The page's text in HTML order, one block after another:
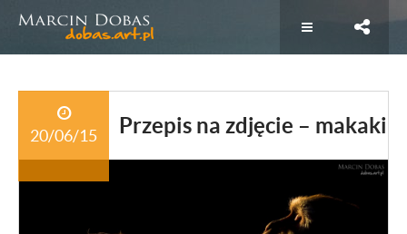
Przepis na zdjęcie – makaki
20/06/15